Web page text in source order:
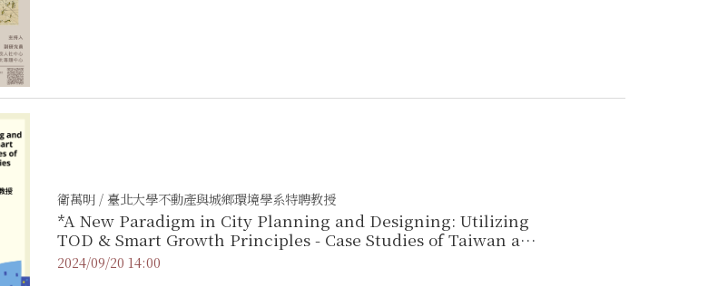
衛萬明 / 臺北大學不動產與城鄉環境學系特聘教授
*A New Paradigm in City Planning and Designing: Utilizing
TOD & Smart Growth Principles - Case Studies of Taiwan and
International Cities
2024/09/20 14:00